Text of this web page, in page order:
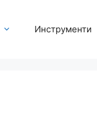
Инструменти